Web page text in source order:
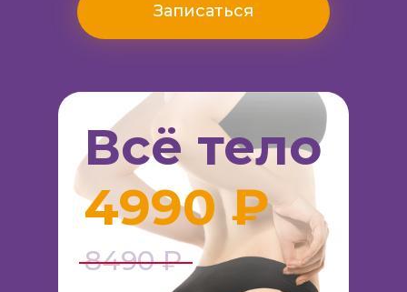
Всё тело
4990 ₽
8490 ₽
Записаться